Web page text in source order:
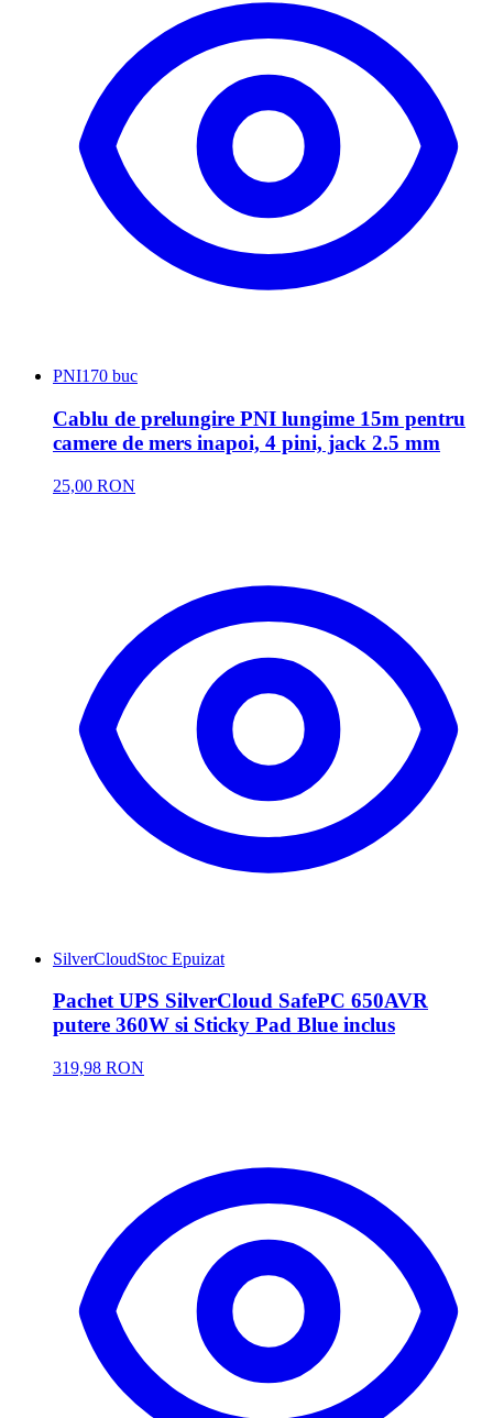
PNI170 buc
Cablu de prelungire PNI lungime 15m pentru
camere de mers inapoi, 4 pini, jack 2.5 mm
25,00 RON
SilverCloudStoc Epuizat
Pachet UPS SilverCloud SafePC 650AVR
putere 360W si Sticky Pad Blue inclus
319,98 RON